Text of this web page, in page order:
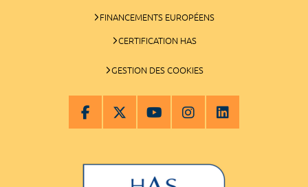
FINANCEMENTS EUROPÉENS
CERTIFICATION HAS
GESTION DES COOKIES